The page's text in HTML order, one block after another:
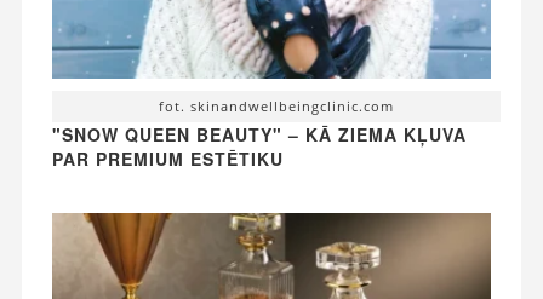
fot. skinandwellbeingclinic.com
"SNOW QUEEN BEAUTY" – KĀ ZIEMA KĻUVA
PAR PREMIUM ESTĒTIKU